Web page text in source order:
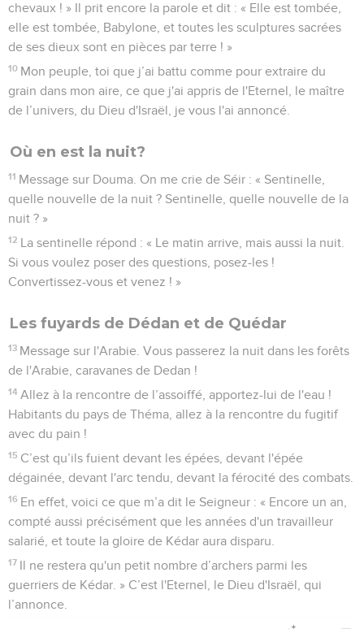
chevaux ! » Il prit encore la parole et dit : « Elle est tombée,
elle est tombée, Babylone, et toutes les sculptures sacrées
de ses dieux sont en pièces par terre ! »
10 Mon peuple, toi que j’ai battu comme pour extraire du
grain dans mon aire, ce que j'ai appris de l'Eternel, le maître
de l’univers, du Dieu d'Israël, je vous l'ai annoncé.
Où en est la nuit?
11 Message sur Douma. On me crie de Séir : « Sentinelle,
quelle nouvelle de la nuit ? Sentinelle, quelle nouvelle de la
nuit ? »
12 La sentinelle répond : « Le matin arrive, mais aussi la nuit.
Si vous voulez poser des questions, posez-les !
Convertissez-vous et venez ! »
Les fuyards de Dédan et de Quédar
13 Message sur l'Arabie. Vous passerez la nuit dans les forêts
de l'Arabie, caravanes de Dedan !
14 Allez à la rencontre de l’assoiffé, apportez-lui de l'eau !
Habitants du pays de Théma, allez à la rencontre du fugitif
avec du pain !
15 C’est qu’ils fuient devant les épées, devant l'épée
dégainée, devant l'arc tendu, devant la férocité des combats.
16 En effet, voici ce que m’a dit le Seigneur : « Encore un an,
compté aussi précisément que les années d'un travailleur
salarié, et toute la gloire de Kédar aura disparu.
17 Il ne restera qu'un petit nombre d’archers parmi les
guerriers de Kédar. » C’est l'Eternel, le Dieu d'Israël, qui
l’annonce.